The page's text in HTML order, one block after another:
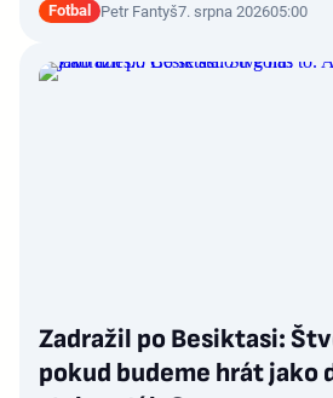
Fotbal Petr Fantyš7. srpna 202605:00
Zadražil po Besiktasi:
pokud budeme hrát jako